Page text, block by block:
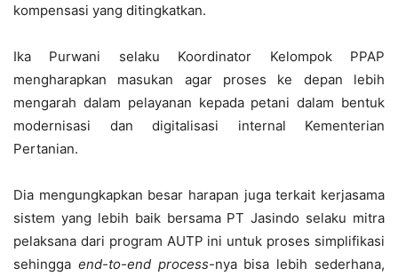
kompensasi yang ditingkatkan.
Ika Purwani selaku Koordinator Kelompok PPAP
mengharapkan masukan agar proses ke depan lebih
mengarah dalam pelayanan kepada petani dalam bentuk
modernisasi dan digitalisasi internal Kementerian
Pertanian.
Dia mengungkapkan besar harapan juga terkait kerjasama
sistem yang lebih baik bersama PT Jasindo selaku mitra
pelaksana dari program AUTP ini untuk proses simplifikasi
sehingga end-to-end process-nya bisa lebih sederhana,